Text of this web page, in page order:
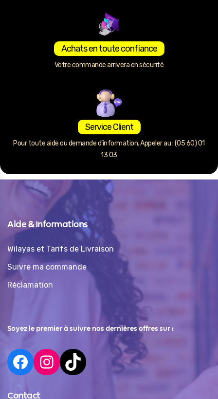
Achats en toute confiance
Votre commande arrivera en sécurité
Service Client
Pour toute aide ou demande d’information. Appeler au : (05 60) 01
13 03
Aide & Informations
Wilayas et Tarifs de Livraison
Suivre ma commande
Réclamation
Soyez le premier à suivre nos dernières offres sur :
Contact